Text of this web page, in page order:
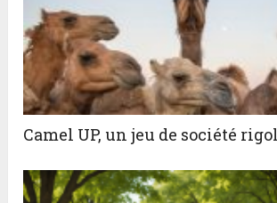
Camel UP, un jeu de société